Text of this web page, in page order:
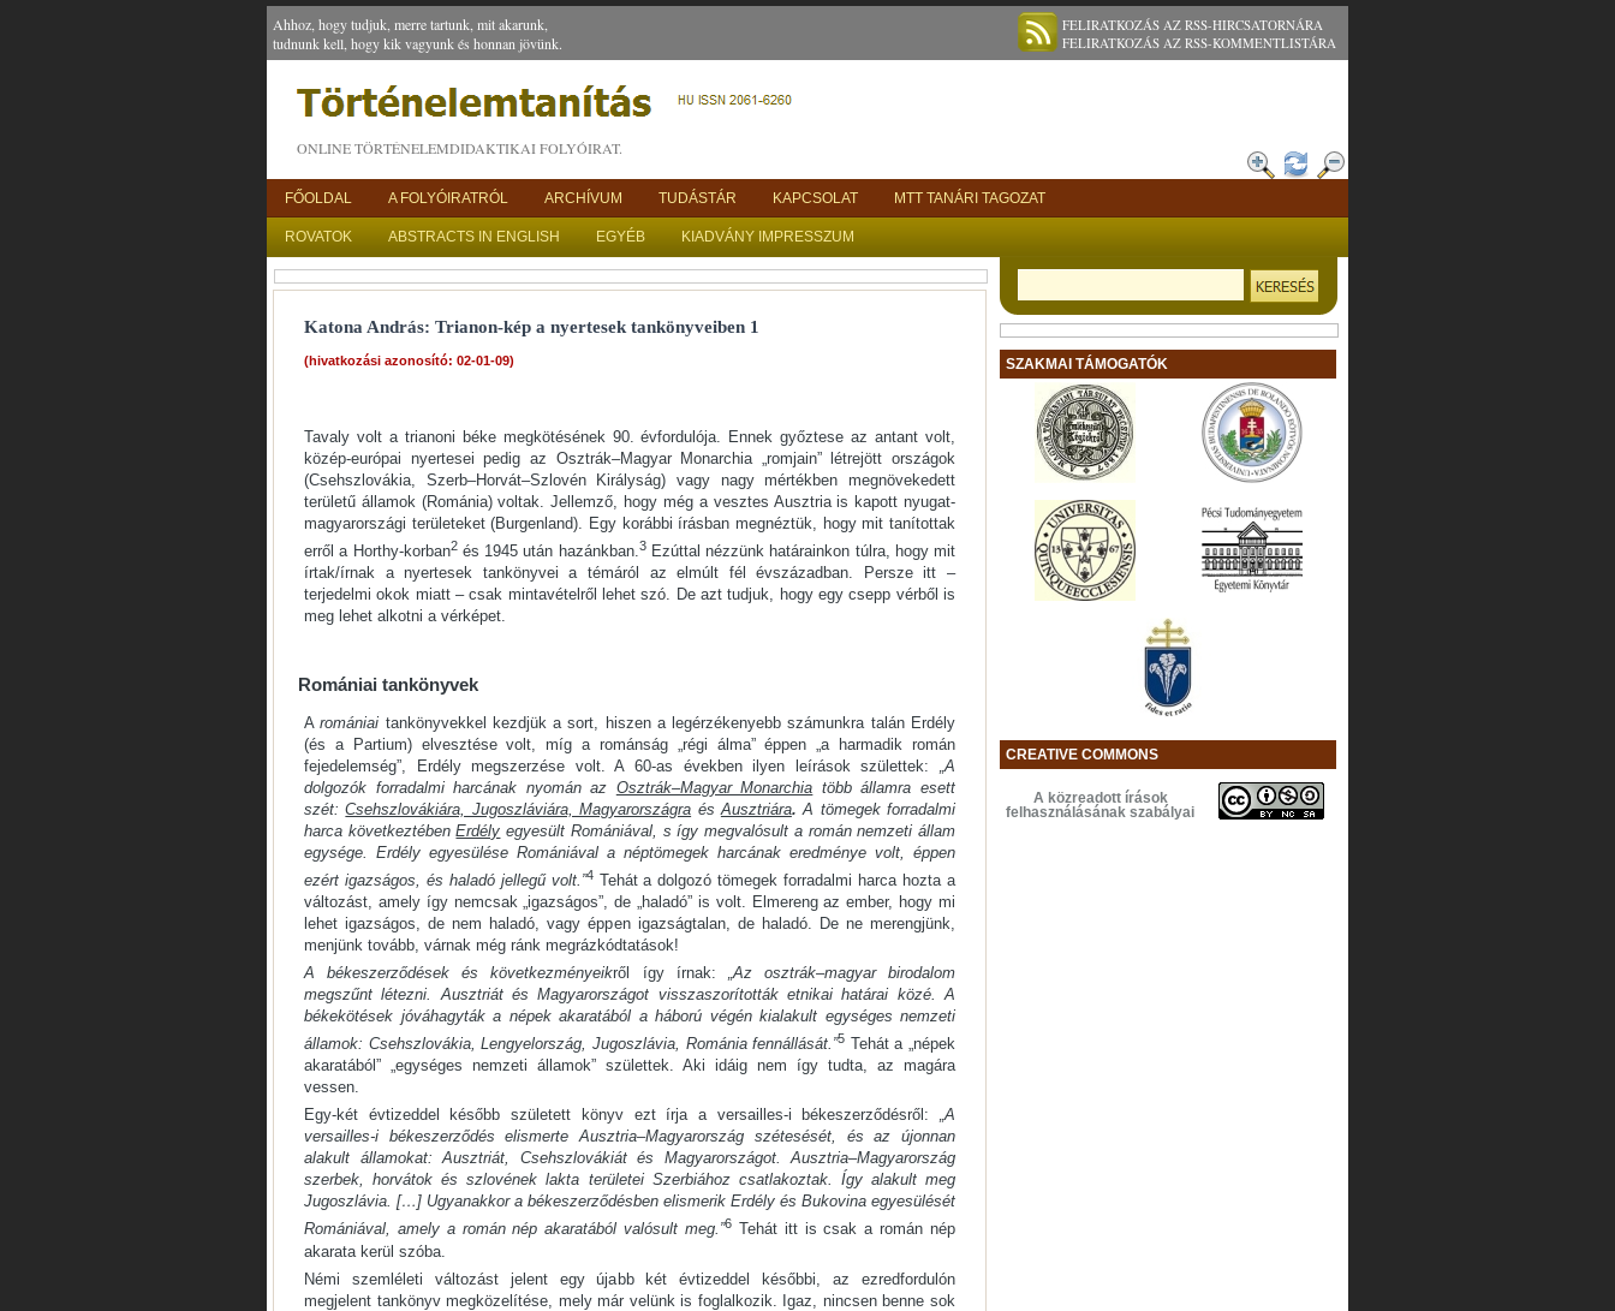
Ahhoz, hogy tudjuk, merre tartunk, mit akarunk,
tudnunk kell, hogy kik vagyunk és honnan jövünk.
FELIRATKOZÁS AZ RSS-HIRCSATORNÁRA
FELIRATKOZÁS AZ RSS-KOMMENTLISTÁRA
ONLINE TÖRTÉNELEMDIDAKTIKAI FOLYÓIRAT.
FŐOLDAL A FOLYÓIRATRÓL ARCHÍVUM TUDÁSTÁR KAPCSOLAT MTT TANÁRI TAGOZAT
ROVATOK ABSTRACTS IN ENGLISH EGYÉB KIADVÁNY IMPRESSZUM
Katona András: Trianon-kép a nyertesek tankönyveiben 1
(hivatkozási azonosító: 02-01-09)
Tavaly volt a trianoni béke megkötésének 90. évfordulója. Ennek győztese az antant volt,
közép-európai nyertesei pedig az Osztrák–Magyar Monarchia „romjain” létrejött országok
(Csehszlovákia, Szerb–Horvát–Szlovén Királyság) vagy nagy mértékben megnövekedett
területű államok (Románia) voltak. Jellemző, hogy még a vesztes Ausztria is kapott nyugat-
magyarországi területeket (Burgenland). Egy korábbi írásban megnéztük, hogy mit tanítottak
erről a Horthy-korban2és 1945 után hazánkban.3Ezúttal nézzünk határainkon túlra, hogy mit
írtak/írnak a nyertesek tankönyvei a témáról az elmúlt fél évszázadban. Persze itt –
terjedelmi okok miatt – csak mintavételről lehet szó. De azt tudjuk, hogy egy csepp vérből is
meg lehet alkotni a vérképet.
Romániai tankönyvek
Aromániai tankönyvekkel kezdjük a sort, hiszen a legérzékenyebb számunkra talán Erdély
(és a Partium) elvesztése volt, míg a románság „régi álma” éppen „a harmadik román
fejedelemség”, Erdély megszerzése volt. A 60-as években ilyen leírások születtek:
„A
dolgozók forradalmi harcának nyomán az Osztrák–Magyar Monarchia több államra esett
szét:Csehszlovákiára, Jugoszláviára, Magyarországra és Ausztriára. A tömegek forradalmi
harca következtébenErdély egyesült Romániával, s így megvalósult a román nemzeti állam
egysége. Erdély egyesülése Romániával a néptömegek harcának eredménye volt, éppen
ezért igazságos, és haladó jellegű volt.”4 Tehát a dolgozó tömegek forradalmi harca hozta a
változást, amely így nemcsak „igazságos”, de „haladó” is volt. Elmereng az ember, hogy mi
lehet igazságos, de nem haladó, vagy éppen igazságtalan, de haladó. De ne merengjünk,
menjünk tovább, várnak még ránk megrázkódtatások!
A békeszerződések és következményeikről így írnak: „Az osztrák–magyar birodalom
megszűnt létezni. Ausztriát és Magyarországot visszaszorították etnikai határai közé. A
békekötések jóváhagyták a népek akaratából a háború végén kialakult egységes nemzeti
államok: Csehszlovákia, Lengyelország, Jugoszlávia, Románia fennállását.”5 Tehát a „népek
akaratából” „egységes nemzeti államok” születtek. Aki idáig nem így tudta, az magára
vessen.
Egy-két évtizeddel később született könyv ezt írja a versailles-i békeszerződésről: „A
versailles-i békeszerződés elismerte Ausztria–Magyarország szétesését, és az újonnan
alakult államokat: Ausztriát, Csehszlovákiát és Magyarországot. Ausztria–Magyarország
szerbek, horvátok és szlovének lakta területei Szerbiához csatlakoztak. Így alakult meg
Jugoszlávia. […] Ugyanakkor a békeszerződésben elismerik Erdély és Bukovina egyesülését
Romániával, amely a román nép akaratából valósult meg.”6 Tehát itt is csak a román nép
akarata kerül szóba.
Némi szemléleti változást jelent egy újabb két évtizeddel későbbi, az ezredfordulón
megjelent tankönyv megközelítése, mely már velünk is foglalkozik. Igaz, nincsen benne sok
SZAKMAI TÁMOGATÓK
CREATIVE COMMONS
A közreadott írások
felhasználásának szabályai